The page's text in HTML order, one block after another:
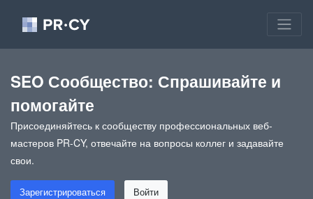
SEO Сообщество: Спрашивайте и
помогайте
Присоединяйтесь к сообществу профессиональных веб-
мастеров PR-CY, отвечайте на вопросы коллег и задавайте
свои.
Зарегистрироваться Войти